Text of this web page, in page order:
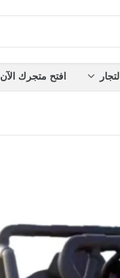
التجار افتح متجرك الآن